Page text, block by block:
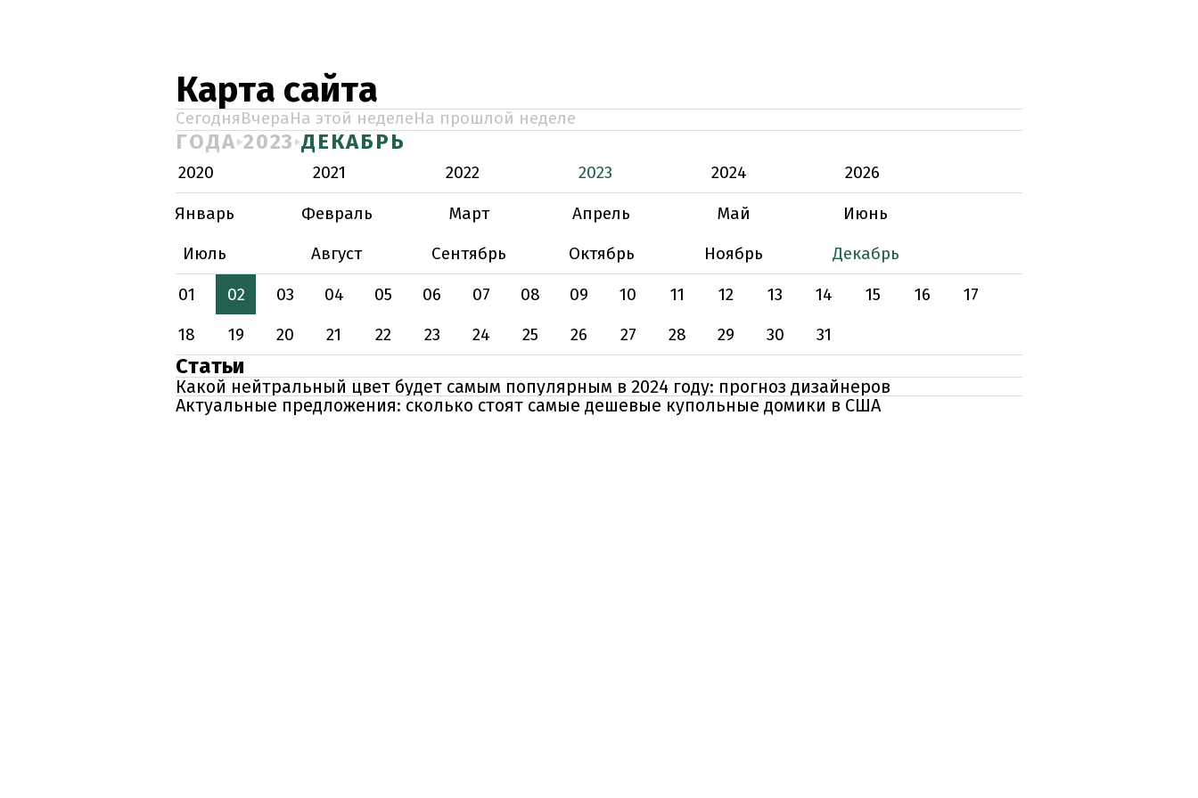
Карта сайта
СегодняВчераНа этой неделеНа прошлой неделе
ГОДА 2023 ДЕКАБРЬ
2020 2021 2022 2023 2024
2026
Январь
Февраль Март Апрель Май
Июнь
Июль
Август Сентябрь Октябрь Ноябрь
Декабрь
01
02 03 04 05 06 07 08 09 10 11 12 13 14 15 16
17
18
19 20 21 22 23 24 25 26 27 28 29 30 31
Статьи
Какой нейтральный цвет будет самым популярным в 2024 году: прогноз дизайнеров
Актуальные предложения: сколько стоят самые дешевые купольные домики в США